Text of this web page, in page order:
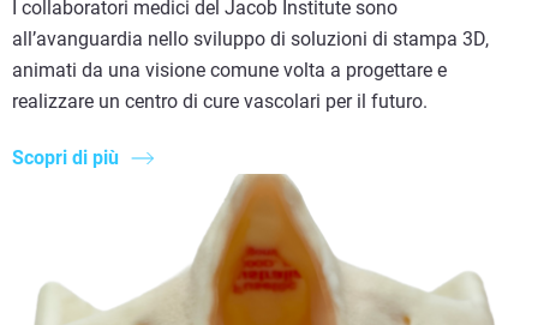
I collaboratori medici del Jacob Institute sono
all’avanguardia nello sviluppo di soluzioni di stampa 3D,
animati da una visione comune volta a progettare e
realizzare un centro di cure vascolari per il futuro.
Scopri di più